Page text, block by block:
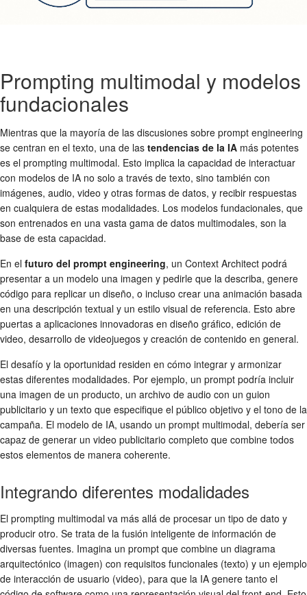
Prompting multimodal y modelos
fundacionales
Mientras que la mayoría de las discusiones sobre prompt engineering
se centran en el texto, una de las tendencias de la IA más potentes
es el prompting multimodal. Esto implica la capacidad de interactuar
con modelos de IA no solo a través de texto, sino también con
imágenes, audio, video y otras formas de datos, y recibir respuestas
en cualquiera de estas modalidades. Los modelos fundacionales, que
son entrenados en una vasta gama de datos multimodales, son la
base de esta capacidad.
En el futuro del prompt engineering, un Context Architect podrá
presentar a un modelo una imagen y pedirle que la describa, genere
código para replicar un diseño, o incluso crear una animación basada
en una descripción textual y un estilo visual de referencia. Esto abre
puertas a aplicaciones innovadoras en diseño gráfico, edición de
video, desarrollo de videojuegos y creación de contenido en general.
El desafío y la oportunidad residen en cómo integrar y armonizar
estas diferentes modalidades. Por ejemplo, un prompt podría incluir
una imagen de un producto, un archivo de audio con un guion
publicitario y un texto que especifique el público objetivo y el tono de la
campaña. El modelo de IA, usando un prompt multimodal, debería ser
capaz de generar un video publicitario completo que combine todos
estos elementos de manera coherente.
Integrando diferentes modalidades
El prompting multimodal va más allá de procesar un tipo de dato y
producir otro. Se trata de la fusión inteligente de información de
diversas fuentes. Imagina un prompt que combine un diagrama
arquitectónico (imagen) con requisitos funcionales (texto) y un ejemplo
de interacción de usuario (video), para que la IA genere tanto el